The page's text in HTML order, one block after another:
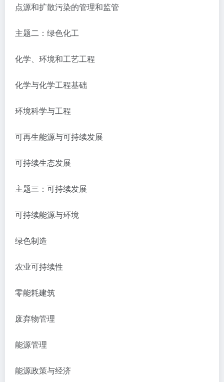
点源和扩散污染的管理和监管
主题二：绿色化工
化学、环境和工艺工程
化学与化学工程基础
环境科学与工程
可再生能源与可持续发展
可持续生态发展
主题三：可持续发展
可持续能源与环境
绿色制造
农业可持续性
零能耗建筑
废弃物管理
能源管理
能源政策与经济